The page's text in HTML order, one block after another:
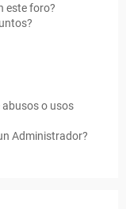
este foro?
abusos o usos
Administrador?